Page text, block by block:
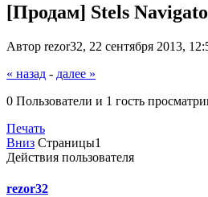
[Продам] Stels
Автор rezor32, 22 сентября 2013,
« назад - далее »
0 Пользователи и 1 гость
Печать
Вниз Страницы1
Действия пользователя
rezor32